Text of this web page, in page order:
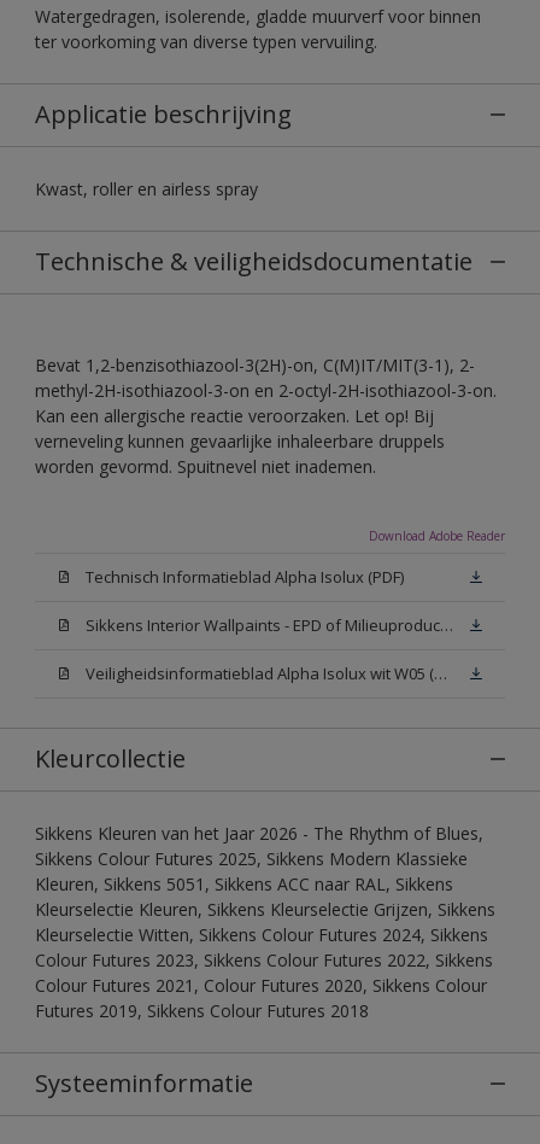
Watergedragen, isolerende, gladde muurverf voor binnen
ter voorkoming van diverse typen vervuiling.
Applicatie beschrijving
Kwast, roller en airless spray
Technische & veiligheidsdocumentatie
Bevat 1,2-benzisothiazool-3(2H)-on, C(M)IT/MIT(3-1), 2-
methyl-2H-isothiazool-3-on en 2-octyl-2H-isothiazool-3-on.
Kan een allergische reactie veroorzaken. Let op! Bij
verneveling kunnen gevaarlijke inhaleerbare druppels
worden gevormd. Spuitnevel niet inademen.
Download Adobe Reader
Technisch Informatieblad Alpha Isolux (PDF)
Sikkens Interior Wallpaints - EPD of Milieuproductverklaring
Veiligheidsinformatieblad Alpha Isolux wit W05 (SDS)
Kleurcollectie
Sikkens Kleuren van het Jaar 2026 - The Rhythm of Blues,
Sikkens Colour Futures 2025, Sikkens Modern Klassieke
Kleuren, Sikkens 5051, Sikkens ACC naar RAL, Sikkens
Kleurselectie Kleuren, Sikkens Kleurselectie Grijzen, Sikkens
Kleurselectie Witten, Sikkens Colour Futures 2024, Sikkens
Colour Futures 2023, Sikkens Colour Futures 2022, Sikkens
Colour Futures 2021, Colour Futures 2020, Sikkens Colour
Futures 2019, Sikkens Colour Futures 2018
Systeeminformatie